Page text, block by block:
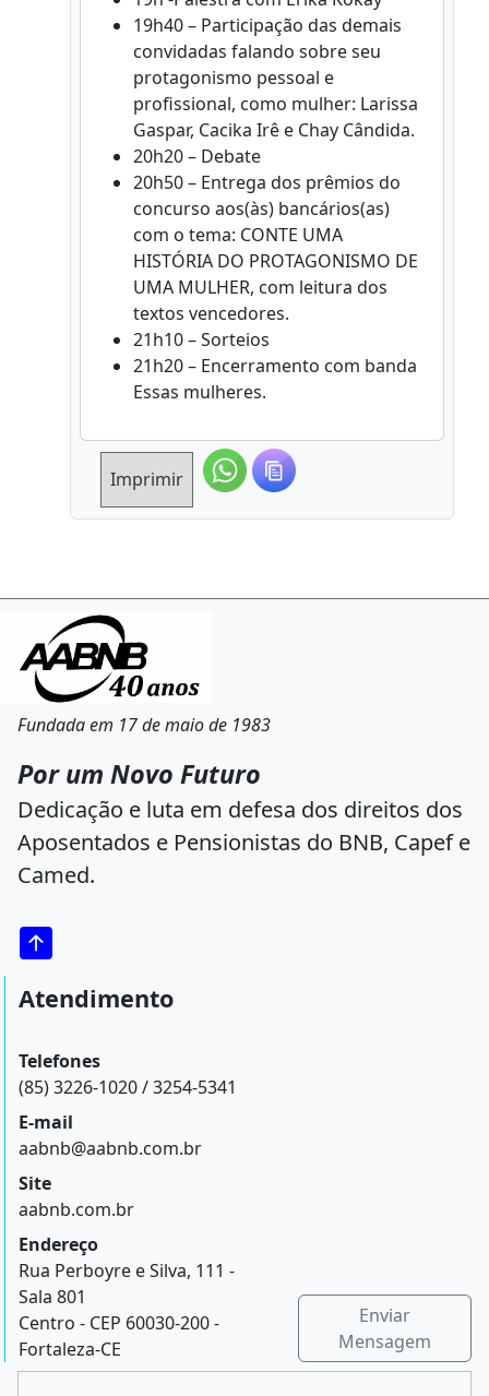
19h40 – Participação das demais
convidadas falando sobre seu
protagonismo pessoal e
profissional, como mulher: Larissa
Gaspar, Cacika Irê e Chay Cândida.
20h20 – Debate
20h50 – Entrega dos prêmios do
concurso aos(às) bancários(as)
com o tema: CONTE UMA
HISTÓRIA DO PROTAGONISMO DE
UMA MULHER, com leitura dos
textos vencedores.
21h10 – Sorteios
21h20 – Encerramento com banda
Essas mulheres.
Imprimir
Fundada em 17 de maio de 1983
Por um Novo Futuro
Dedicação e luta em defesa dos direitos dos
Aposentados e Pensionistas do BNB, Capef e
Camed.
Atendimento
Telefones
(85) 3226-1020 / 3254-5341
E-mail
aabnb@aabnb.com.br
Site
aabnb.com.br
Endereço
Rua Perboyre e Silva, 111 -
Sala 801
Centro - CEP 60030-200 -
Fortaleza-CE
Enviar
Mensagem